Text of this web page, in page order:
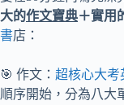
大的作文寶典＋實用
書店：
🎯 作文： 超核心大考
順序開始，分為八大